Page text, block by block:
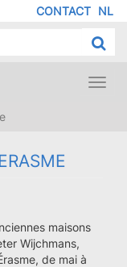
NL
CONTACT
maisons
Wijchmans,
de mai à